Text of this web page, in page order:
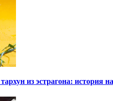
из эстрагона: история